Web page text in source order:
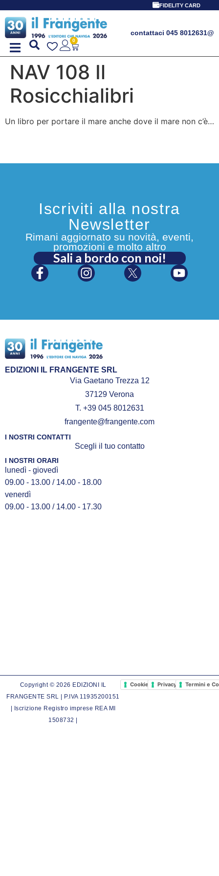
FIDELITY CARD
contattaci 045 8012631@
0
NAV 108 Il
Rosicchialibri
Un libro per portare il mare anche dove il mare non c’è…
Iscriviti alla nostra
Newsletter
Rimani aggiornato su novità, eventi,
promozioni e molto altro
Sali a bordo con noi!
EDIZIONI IL FRANGENTE SRL
Via Gaetano Trezza 12
37129 Verona
T. +39 045 8012631
frangente@frangente.com
I NOSTRI CONTATTI
Scegli il tuo contatto
I NOSTRI ORARI
lunedì - giovedì
09.00 - 13.00 / 14.00 - 18.00
venerdì
09.00 - 13.00 / 14.00 - 17.30
Copyright © 2026 EDIZIONI IL
FRANGENTE SRL | P.IVA 11935200151
| Iscrizione Registro imprese REA MI
1508732 |
Cookie PolicyPrivacy PolicyTermini e